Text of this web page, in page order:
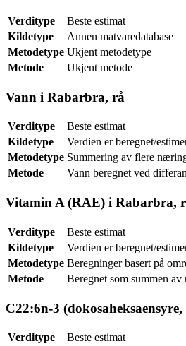
Verditype
Beste estimat
Kildetype
Annen matvaredatabase
Metodetype Ukjent metodetype
Metode
Ukjent metode
Vann i Rabarbra, rå
Verditype
Beste estimat
Kildetype
Verdien er beregnet/
Metodetype Summering av flere
Metode
Vann beregnet ved
Vitamin A (RAE) i Rabarbra,
Verditype
Beste estimat
Kildetype
Verdien er beregnet/
Metodetype Beregninger basert på
Metode
Beregnet som summen
C22:6n-3
Verditype
Beste estimat